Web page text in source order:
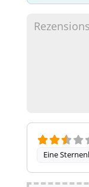
Eine